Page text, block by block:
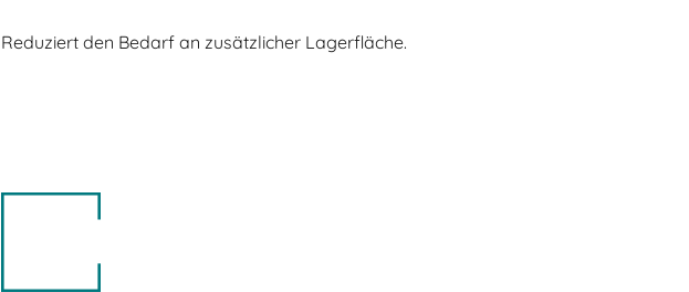
Reduziert den Bedarf an zusätzlicher Lagerfläche.